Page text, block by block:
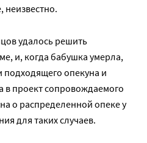
неизвестно.
удалось решить
и, когда бабушка умерла,
подходящего опекуна и
в проект сопровождаемого
о распределенной опеке у
для таких случаев.